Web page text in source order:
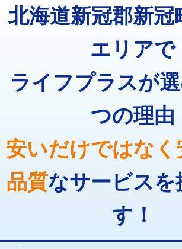
マス交換（深さ50㎝以上）
コンクリート斫り（厚さ10㎝超え）
モルタル補修（厚さ10㎝まで）
廃棄・処分
追加トーラー機使用/3m超え
止水・漏水調査・防水処理・清掃・修
止水・漏水調査・防水処理・清掃・修
止水・漏水調査・防水処理・清掃・修
理・調整・分解・加工など（重作業）
その他部品の脱着
交換・取付(単水栓（壁付・デッキ
北海道新冠郡新冠
エリアで
ライフプラスが
つの理由
安いだけではなく
品質なサービスを
す！